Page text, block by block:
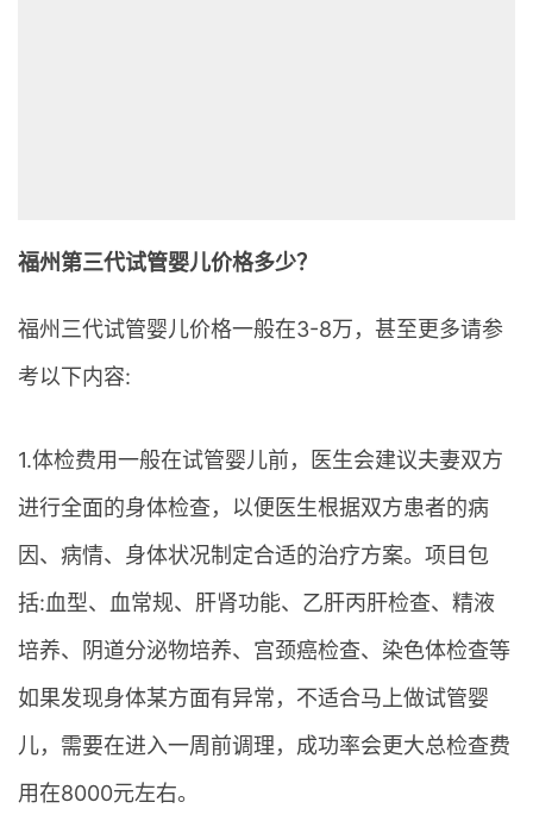
福州第三代试管婴儿价格多少？
福州三代试管婴儿价格一般在3-8万，甚至更多请参
考以下内容:
1.体检费用一般在试管婴儿前，医生会建议夫妻双方
进行全面的身体检查，以便医生根据双方患者的病
因、病情、身体状况制定合适的治疗方案。项目包
括:血型、血常规、肝肾功能、乙肝丙肝检查、精液
培养、阴道分泌物培养、宫颈癌检查、染色体检查等
如果发现身体某方面有异常，不适合马上做试管婴
儿，需要在进入一周前调理，成功率会更大总检查费
用在8000元左右。